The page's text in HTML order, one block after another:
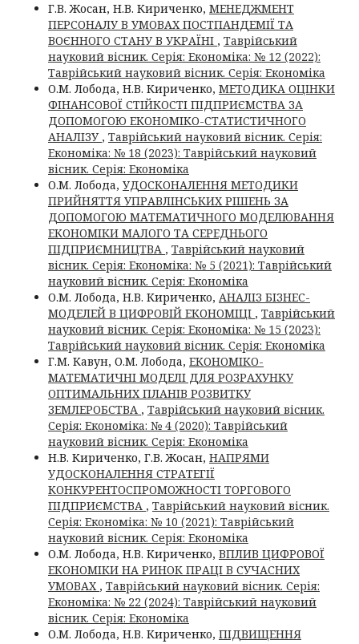
Г.В. Жосан, Н.В. Кириченко, МЕНЕДЖМЕНТ
ПЕРСОНАЛУ В УМОВАХ ПОСТПАНДЕМІЇ ТА
ВОЄННОГО СТАНУ В УКРАЇНІ , Таврійський
науковий вісник. Серія: Економіка: № 12 (2022):
Таврійський науковий вісник. Серія: Економіка
О.М. Лобода, Н.В. Кириченко, МЕТОДИКА ОЦІНКИ
ФІНАНСОВОЇ СТІЙКОСТІ ПІДПРИЄМСТВА ЗА
ДОПОМОГОЮ ЕКОНОМІКО-СТАТИСТИЧНОГО
АНАЛІЗУ , Таврійський науковий вісник. Серія:
Економіка: № 18 (2023): Таврійський науковий
вісник. Серія: Економіка
О.М. Лобода, УДОСКОНАЛЕННЯ МЕТОДИКИ
ПРИЙНЯТТЯ УПРАВЛІНСЬКИХ РІШЕНЬ ЗА
ДОПОМОГОЮ МАТЕМАТИЧНОГО МОДЕЛЮВАННЯ
ЕКОНОМІКИ МАЛОГО ТА СЕРЕДНЬОГО
ПІДПРИЄМНИЦТВА , Таврійський науковий
вісник. Серія: Економіка: № 5 (2021): Таврійський
науковий вісник. Серія: Економіка
О.М. Лобода, Н.В. Кириченко, АНАЛІЗ БІЗНЕС-
МОДЕЛЕЙ В ЦИФРОВІЙ ЕКОНОМІЦІ , Таврійський
науковий вісник. Серія: Економіка: № 15 (2023):
Таврійський науковий вісник. Серія: Економіка
Г.М. Кавун, О.М. Лобода, ЕКОНОМІКО-
МАТЕМАТИЧНІ МОДЕЛІ ДЛЯ РОЗРАХУНКУ
ОПТИМАЛЬНИХ ПЛАНІВ РОЗВИТКУ
ЗЕМЛЕРОБСТВА , Таврійський науковий вісник.
Серія: Економіка: № 4 (2020): Таврійський
науковий вісник. Серія: Економіка
Н.В. Кириченко, Г.В. Жосан, НАПРЯМИ
УДОСКОНАЛЕННЯ СТРАТЕГІЇ
КОНКУРЕНТОСПРОМОЖНОСТІ ТОРГОВОГО
ПІДПРИЄМСТВА , Таврійський науковий вісник.
Серія: Економіка: № 10 (2021): Таврійський
науковий вісник. Серія: Економіка
О.М. Лобода, Н.В. Кириченко, ВПЛИВ ЦИФРОВОЇ
ЕКОНОМІКИ НА РИНОК ПРАЦІ В СУЧАСНИХ
УМОВАХ , Таврійський науковий вісник. Серія:
Економіка: № 22 (2024): Таврійський науковий
вісник. Серія: Економіка
О.М. Лобода, Н.В. Кириченко, ПІДВИЩЕННЯ